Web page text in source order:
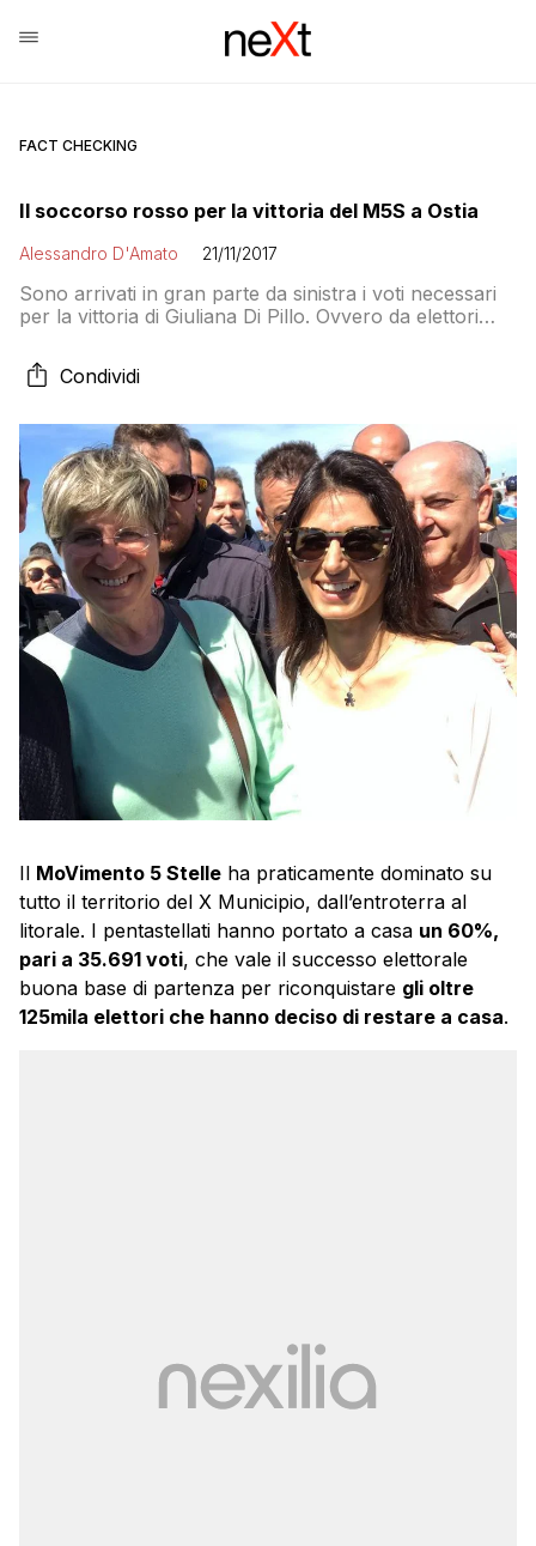
FACT CHECKING
Il soccorso rosso per la vittoria del M5S a Ostia
Alessandro D'Amato 21/11/2017
Sono arrivati in gran parte da sinistra i voti necessari
per la vittoria di Giuliana Di Pillo. Ovvero da elettori
Condividi
Il MoVimento 5 Stelle ha praticamente dominato su
tutto il territorio del X Municipio, dall’entroterra al
litorale. I pentastellati hanno portato a casa un 60%,
pari a 35.691 voti, che vale il successo elettorale
buona base di partenza per riconquistare gli oltre
125mila elettori che hanno deciso di restare a casa.